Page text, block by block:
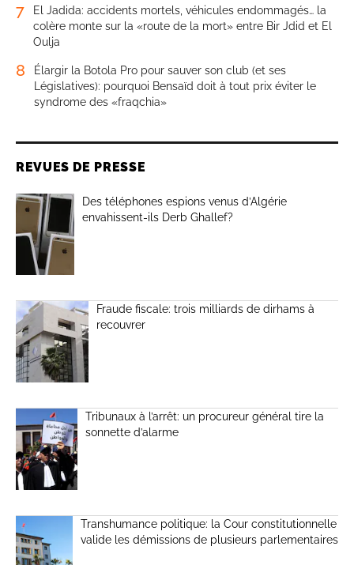
7
El Jadida: accidents mortels, véhicules endommagés… la
colère monte sur la «route de la mort» entre Bir Jdid et El
Oulja
8
Élargir la Botola Pro pour sauver son club (et ses
Législatives): pourquoi Bensaïd doit à tout prix éviter le
syndrome des «fraqchia»
REVUES DE PRESSE
Des téléphones espions venus d’Algérie
envahissent-ils Derb Ghallef?
Fraude fiscale: trois milliards de dirhams à
recouvrer
Tribunaux à l’arrêt: un procureur général tire la
sonnette d’alarme
Transhumance politique: la Cour constitutionnelle
valide les démissions de plusieurs parlementaires